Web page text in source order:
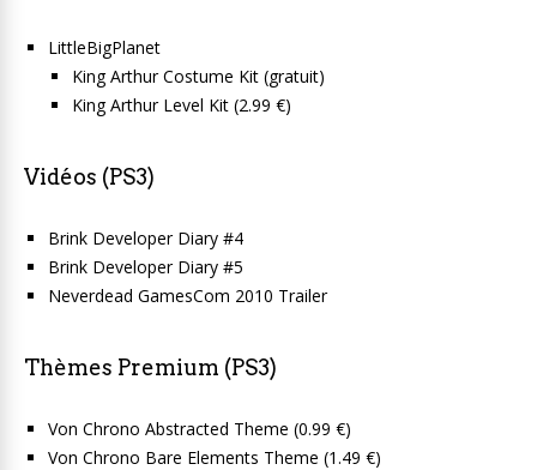
LittleBigPlanet
King Arthur Costume Kit (gratuit)
King Arthur Level Kit (2.99 €)
Vidéos (PS3)
Brink Developer Diary #4
Brink Developer Diary #5
Neverdead GamesCom 2010 Trailer
Thèmes Premium (PS3)
Von Chrono Abstracted Theme (0.99 €)
Von Chrono Bare Elements Theme (1.49 €)